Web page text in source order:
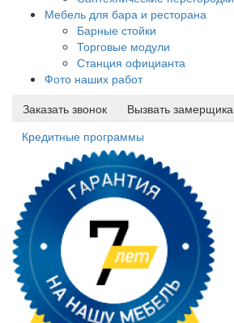
Мебель для бара и ресторана
Барные стойки
Торговые модули
Станция официанта
Фото наших работ
Заказать звонок
Вызвать замерщика
Кредитные программы